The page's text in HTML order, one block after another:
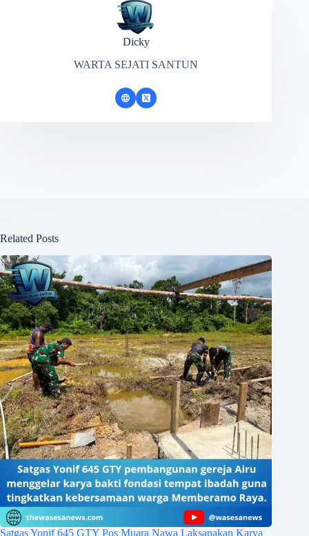
Dicky
WARTA SEJATI SANTUN
Related Posts
Satgas Yonif 645 GTY Pos Muara Nawa Laksanakan Karya